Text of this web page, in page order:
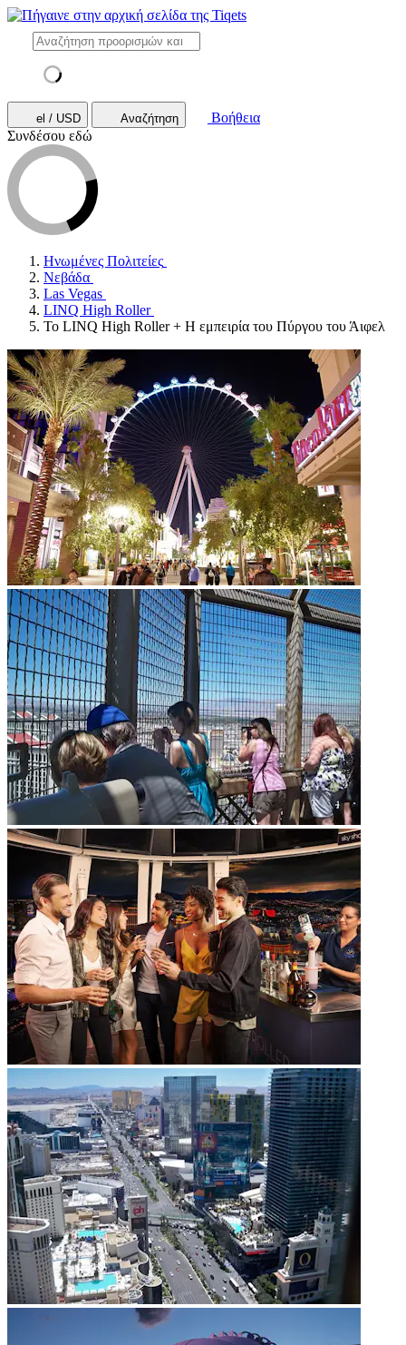
el / USD Αναζήτηση
Βοήθεια
Συνδέσου εδώ
Ηνωμένες Πολιτείες
Νεβάδα
Las Vegas
LINQ High Roller
Το LINQ High Roller + Η εμπειρία του Πύργου του Άιφελ